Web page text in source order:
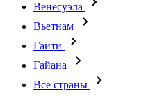
Венесуэла
Вьетнам
Гаити
Гайана
Все страны